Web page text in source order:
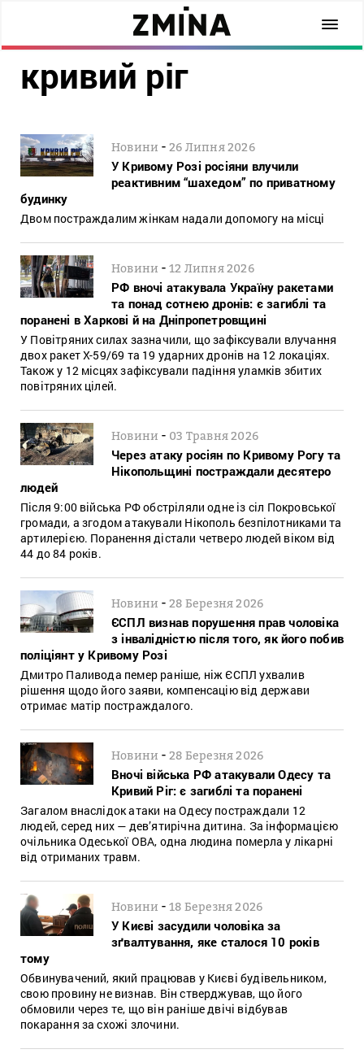
кривий ріг
Новини -26 Липня 2026
У Кривому Розі росіяни влучили
реактивним “шахедом” по приватному
будинку
Двом постраждалим жінкам надали допомогу на місці
Новини -12 Липня 2026
РФ вночі атакувала Україну ракетами
та понад сотнею дронів: є загиблі та
поранені в Харкові й на Дніпропетровщині
У Повітряних силах зазначили, що зафіксували влучання
двох ракет Х-59/69 та 19 ударних дронів на 12 локаціях.
Також у 12 місцях зафіксували падіння уламків збитих
повітряних цілей.
Новини - 03 Травня 2026
Через атаку росіян по Кривому Рогу та
Нікопольщині постраждали десятеро
людей
Після 9:00 війська РФ обстріляли одне із сіл Покровської
громади, а згодом атакували Нікополь безпілотниками та
артилерією. Поранення дістали четверо людей віком від
44 до 84 років.
Новини -28 Березня 2026
ЄСПЛ визнав порушення прав чоловіка
з інвалідністю після того, як його побив
поліціянт у Кривому Розі
Дмитро Паливода пемер раніше, ніж ЄСПЛ ухвалив
рішення щодо його заяви, компенсацію від держави
отримає матір постраждалого.
Новини -28 Березня 2026
Вночі війська РФ атакували Одесу та
Кривий Ріг: є загиблі та поранені
Загалом внаслідок атаки на Одесу постраждали 12
людей, серед них — дев’ятирічна дитина. За інформацією
очільника Одеської ОВА, одна людина померла у лікарні
від отриманих травм.
Новини -18 Березня 2026
У Києві засудили чоловіка за
зґвалтування, яке сталося 10 років
тому
Обвинувачений, який працював у Києві будівельником,
свою провину не визнав. Він стверджував, що його
обмовили через те, що він раніше двічі відбував
покарання за схожі злочини.